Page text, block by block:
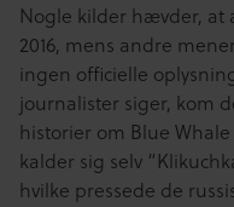
Nogle kilder hævder, at
2016, mens andre
ingen officielle
journalister siger, kom
historier om Blue
kalder sig selv
hvilke pressede de